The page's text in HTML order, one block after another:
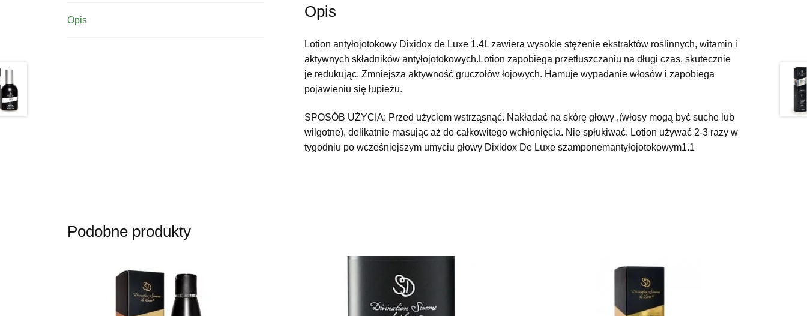
Opis
Opis
Lotion antyłojotokowy Dixidox de Luxe 1.4L zawiera wysokie stężenie ekstraktów roślinnych, witamin i
aktywnych składników antyłojotokowych.Lotion zapobiega przetłuszczaniu na długi czas, skutecznie
je redukując. Zmniejsza aktywność gruczołów łojowych. Hamuje wypadanie włosów i zapobiega
pojawieniu się łupieżu.
SPOSÓB UŻYCIA: Przed użyciem wstrząsnąć. Nakładać na skórę głowy ,(włosy mogą być suche lub
wilgotne), delikatnie masując aż do całkowitego wchłonięcia. Nie spłukiwać. Lotion używać 2-3 razy w
tygodniu po wcześniejszym umyciu głowy Dixidox De Luxe szamponemantyłojotokowym1.1
Podobne produkty